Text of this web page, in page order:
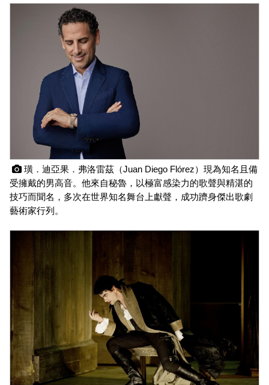
璜．迪亞果．弗洛雷茲（Juan Diego Flórez）現為知名且備
受擁戴的男高音。他來自秘魯，以極富感染力的歌聲與精湛的
技巧而聞名，多次在世界知名舞台上獻聲，成功躋身傑出歌劇
藝術家行列。